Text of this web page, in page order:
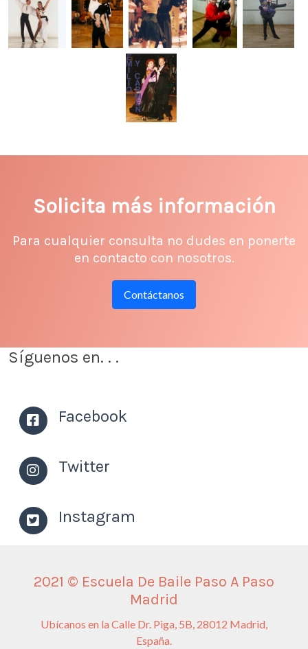
Solicita más información
Para cualquier consulta no dudes en ponerte
en contacto con nosotros.
Contáctanos
Síguenos en. . .
Facebook
Twitter
Instagram
2021 © Escuela De Baile Paso A Paso
Madrid
Ubícanos en la Calle Dr. Piga, 5B, 28012 Madrid,
España.